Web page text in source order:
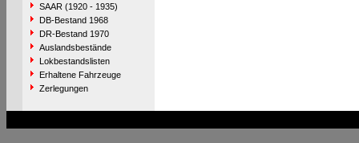
SAAR (1920 - 1935)
DB-Bestand 1968
DR-Bestand 1970
Auslandsbestände
Lokbestandslisten
Erhaltene Fahrzeuge
Zerlegungen